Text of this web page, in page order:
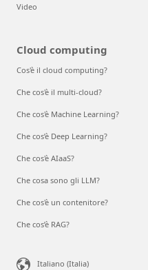
Video
Cloud computing
Cos'è il cloud computing?
Che cos'è il multi-cloud?
Che cos'è Machine Learning?
Che cos’è Deep Learning?
Che cos'è AIaaS?
Che cosa sono gli LLM?
Che cos'è un contenitore?
Che cos’è RAG?
Italiano (Italia)